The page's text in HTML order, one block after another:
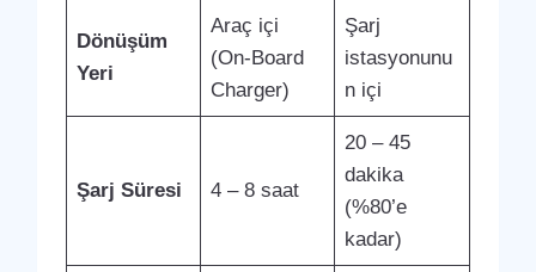
Dönüşüm
Yeri
Araç içi
(On-Board
Charger)
Şarj
istasyonunu
n içi
Şarj Süresi 4 – 8 saat
20 – 45
dakika
(%80’e
kadar)